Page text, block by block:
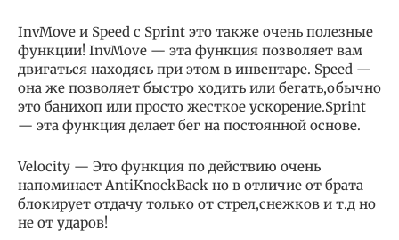
InvMove и Speed с Sprint это также очень полезные
функции! InvMove — эта функция позволяет вам
двигаться находясь при этом в инвентаре. Speed —
она же позволяет быстро ходить или бегать,обычно
это банихоп или просто жесткое ускорение.Sprint
— эта функция делает бег на постоянной основе.
Velocity — Это функция по действию очень
напоминает AntiKnockBack но в отличие от брата
блокирует отдачу только от стрел,снежков и т.д но
не от ударов!